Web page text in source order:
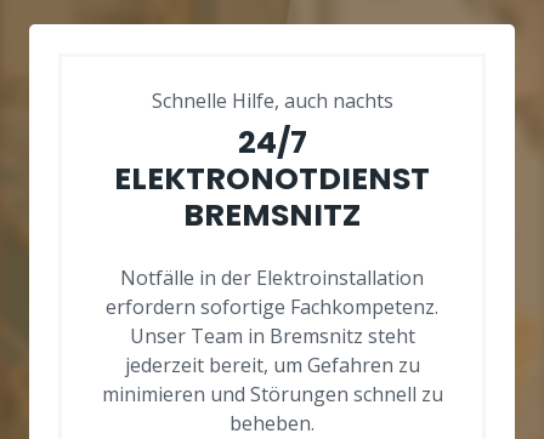
Schnelle Hilfe, auch nachts
24/7
ELEKTRONOTDIENST
BREMSNITZ
Notfälle in der Elektroinstallation
erfordern sofortige Fachkompetenz.
Unser Team in Bremsnitz steht
jederzeit bereit, um Gefahren zu
minimieren und Störungen schnell zu
beheben.